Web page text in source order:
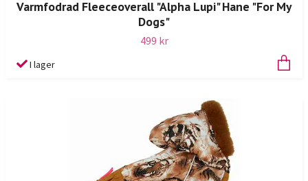
Varmfodrad Fleeceoverall "Alpha Lupi" Hane "For My
Dogs"
499 kr
I lager